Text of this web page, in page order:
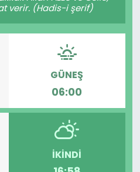
verir. (Hadis-i şerif)
GÜNEŞ
06:00
İKINDI